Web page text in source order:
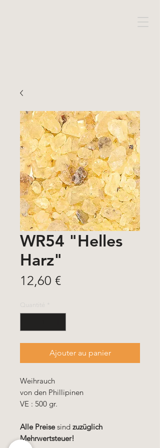
WR54 "Helles
Harz"
12,60 €Prix
Quantité
Ajouter au panier
Weihrauch
von den Phillipinen
VE : 500 gr.
Alle Preisesind zuzüglich
Mehrwertsteuer!